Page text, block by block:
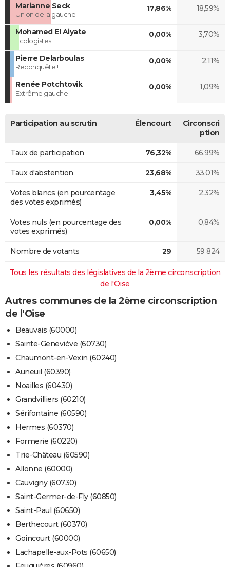
Marianne Seck
Union de la gauche
17,86% 18,59%
Mohamed El Aiyate
Ecologistes
0,00% 3,70%
Pierre Delarboulas
Reconquête !
0,00% 2,11%
Renée Potchtovik
Extrême gauche
0,00% 1,09%
Participation au scrutin Élencourt
Circonscri
ption
Taux de participation 76,32% 66,99%
Taux d'abstention 23,68% 33,01%
Votes blancs (en pourcentage
des votes exprimés)
3,45% 2,32%
Votes nuls (en pourcentage des
votes exprimés)
0,00% 0,84%
Nombre de votants 29 59 824
Tous les résultats des législatives de la 2ème circonscription
de l'Oise
Autres communes de la 2ème circonscription
de l'Oise
Beauvais (60000)
Sainte-Geneviève (60730)
Chaumont-en-Vexin (60240)
Auneuil (60390)
Noailles (60430)
Grandvilliers (60210)
Sérifontaine (60590)
Hermes (60370)
Formerie (60220)
Trie-Château (60590)
Allonne (60000)
Cauvigny (60730)
Saint-Germer-de-Fly (60850)
Saint-Paul (60650)
Berthecourt (60370)
Goincourt (60000)
Lachapelle-aux-Pots (60650)